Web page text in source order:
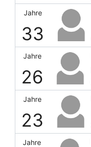
Jahre
33
Jahre
26
Jahre
23
Jahre